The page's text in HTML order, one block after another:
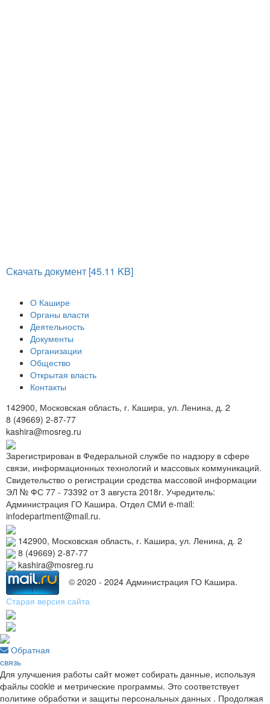
Скачать документ [45.11 KB]
О Кашире
Органы власти
Деятельность
Документы
Организации
Общество
Открытая власть
Контакты
142900, Московская область, г. Кашира, ул. Ленина, д. 2
8 (49669) 2-87-77
kashira@mosreg.ru
Зарегистрирован в Федеральной службе по надзору в сфере
связи, информационных технологий и массовых коммуникаций.
Свидетельство о регистрации средства массовой информации
ЭЛ № ФС 77 - 73392 от 3 августа 2018г. Учредитель:
Администрация ГО Кашира. Отдел СМИ e-mail:
infodepartment@mail.ru.
142900, Московская область, г. Кашира, ул. Ленина, д. 2
8 (49669) 2-87-77
kashira@mosreg.ru
© 2020 - 2024 Администрация ГО Кашира.
Старая версия сайта
Обратная
связь
Для улучшения работы сайт может собирать данные, используя
файлы cookie и метрические программы. Это соответствует
политике обработки и защиты персональных данных . Продолжая